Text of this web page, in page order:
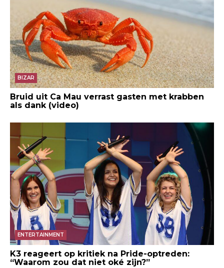
BIZAR
Bruid uit Ca Mau verrast gasten met krabben
als dank (video)
ENTERTAINMENT
K3 reageert op kritiek na Pride-optreden:
“Waarom zou dat niet oké zijn?”